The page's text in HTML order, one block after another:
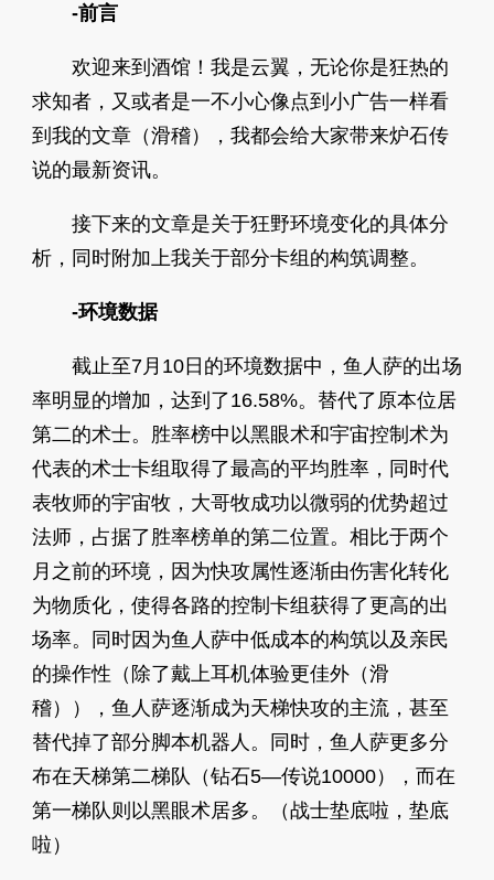
-前言
欢迎来到酒馆！我是云翼，无论你是狂热的
求知者，又或者是一不小心像点到小广告一样看
到我的文章（滑稽），我都会给大家带来炉石传
说的最新资讯。
接下来的文章是关于狂野环境变化的具体分
析，同时附加上我关于部分卡组的构筑调整。
-环境数据
截止至7月10日的环境数据中，鱼人萨的出场
率明显的增加，达到了16.58%。替代了原本位居
第二的术士。胜率榜中以黑眼术和宇宙控制术为
代表的术士卡组取得了最高的平均胜率，同时代
表牧师的宇宙牧，大哥牧成功以微弱的优势超过
法师，占据了胜率榜单的第二位置。相比于两个
月之前的环境，因为快攻属性逐渐由伤害化转化
为物质化，使得各路的控制卡组获得了更高的出
场率。同时因为鱼人萨中低成本的构筑以及亲民
的操作性（除了戴上耳机体验更佳外（滑
稽）），鱼人萨逐渐成为天梯快攻的主流，甚至
替代掉了部分脚本机器人。同时，鱼人萨更多分
布在天梯第二梯队（钻石5—传说10000），而在
第一梯队则以黑眼术居多。（战士垫底啦，垫底
啦）